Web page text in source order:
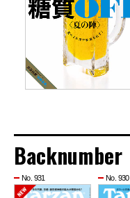
Backnumber
No. 931 No. 930